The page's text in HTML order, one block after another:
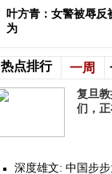
叶方青：女警被辱反
为
热点排行 一周
复旦
们，
深度雄文: 中国步